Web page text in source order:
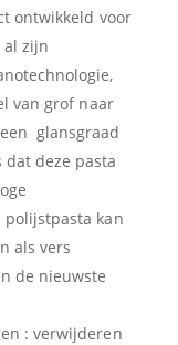
ontwikkeld voor
zijn
van grof naar
glansgraad
deze pasta
kan
als vers
de nieuwste
: verwijderen